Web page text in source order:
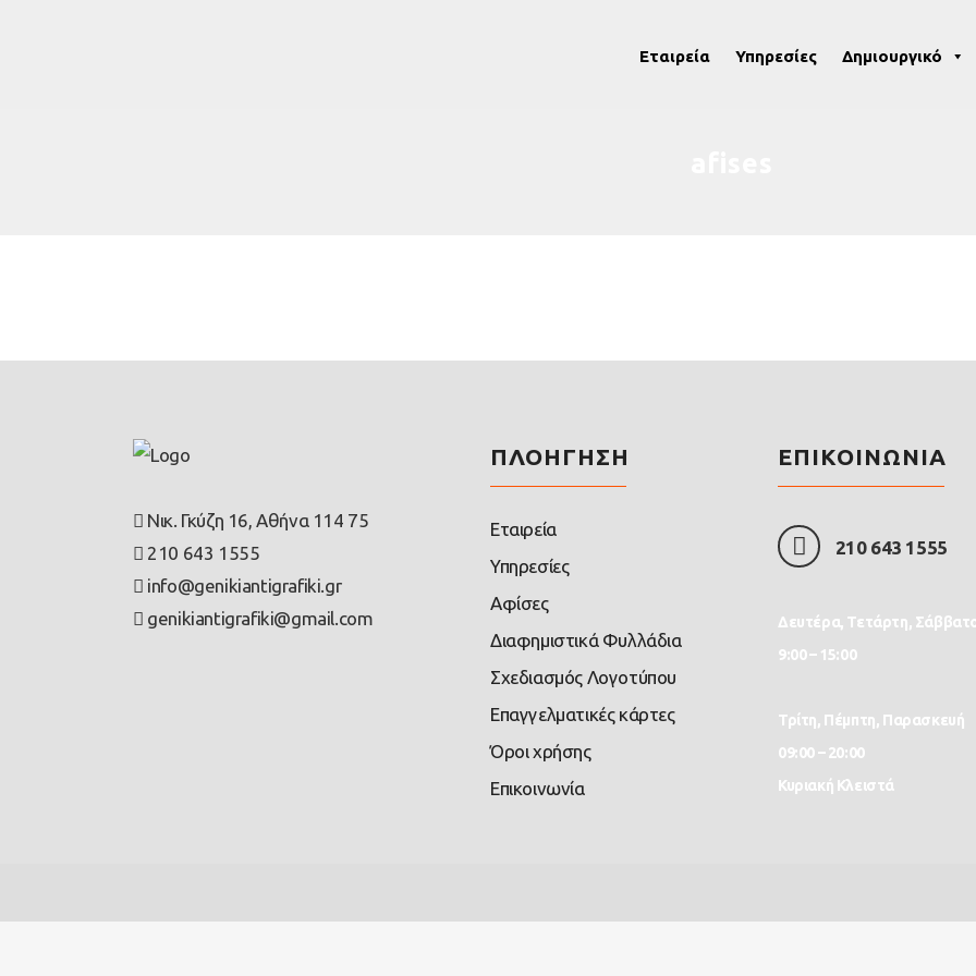
Eταιρεία Υπηρεσίες Δημιουργικό
Νικ. Γκύζη 16, Αθήνα 114 75
210 643 1555
info@genikiantigrafiki.gr
genikiantigrafiki@gmail.com
ΠΛΟΗΓΗΣΗ
Εταιρεία
Υπηρεσίες
Αφίσες
Διαφημιστικά Φυλλάδια
Σχεδιασμός Λογοτύπου
Επαγγελματικές κάρτες
Όροι χρήσης
Επικοινωνία
ΕΠΙΚΟΙΝΩΝΙΑ
210 643 1555
Δευτέρα, Τετάρτη,
9:00 – 15:00
Τρίτη, Πέμπτη, Παρασκευή
09:00 – 20:00
Κυριακή Κλειστά